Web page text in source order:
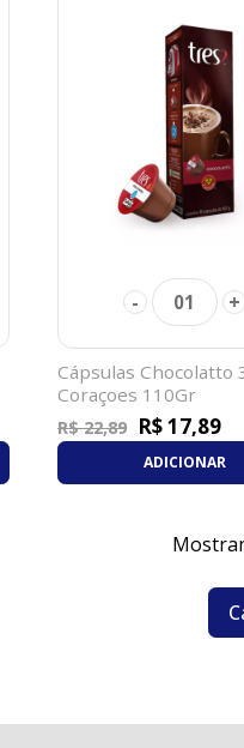
- 01 +
Cápsulas Chocolatto
Coraçoes 110Gr
R$ 22,89 R$ 17,89
ADICIONAR